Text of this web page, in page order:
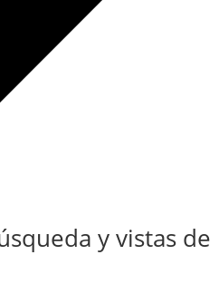
y vistas de